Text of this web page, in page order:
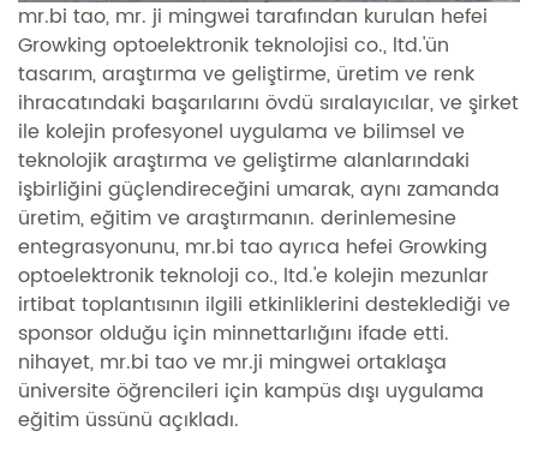
mr.bi tao, mr. ji mingwei tarafından kurulan hefei
Growking optoelektronik teknolojisi co., ltd.'ün
tasarım, araştırma ve geliştirme, üretim ve renk
ihracatındaki başarılarını övdü sıralayıcılar, ve şirket
ile kolejin profesyonel uygulama ve bilimsel ve
teknolojik araştırma ve geliştirme alanlarındaki
işbirliğini güçlendireceğini umarak, aynı zamanda
üretim, eğitim ve araştırmanın. derinlemesine
entegrasyonunu, mr.bi tao ayrıca hefei Growking
optoelektronik teknoloji co., ltd.'e kolejin mezunlar
irtibat toplantısının ilgili etkinliklerini desteklediği ve
sponsor olduğu için minnettarlığını ifade etti.
nihayet, mr.bi tao ve mr.ji mingwei ortaklaşa
üniversite öğrencileri için kampüs dışı uygulama
eğitim üssünü açıkladı.